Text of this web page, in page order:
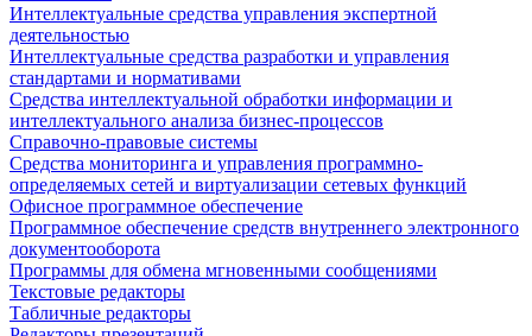
Интеллектуальные средства управления экспертной
деятельностью
Интеллектуальные средства разработки и управления
стандартами и нормативами
Средства интеллектуальной обработки информации и
интеллектуального анализа бизнес-процессов
Справочно-правовые системы
Средства мониторинга и управления программно-
определяемых сетей и виртуализации сетевых функций
Офисное программное обеспечение
Программное обеспечение средств внутреннего электронного
документооборота
Программы для обмена мгновенными сообщениями
Текстовые редакторы
Табличные редакторы